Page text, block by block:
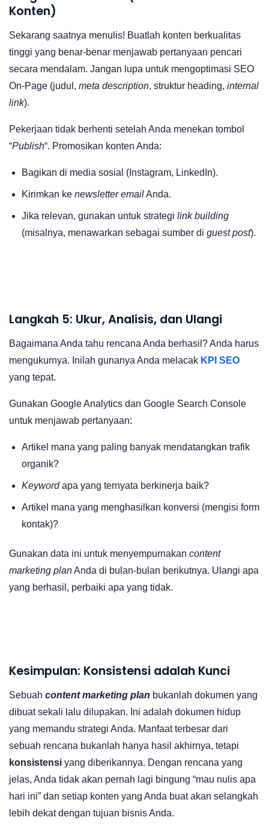
Konten)
Sekarang saatnya menulis! Buatlah konten berkualitas
tinggi yang benar-benar menjawab pertanyaan pencari
secara mendalam. Jangan lupa untuk mengoptimasi SEO
On-Page (judul, meta description, struktur heading, internal
link).
Pekerjaan tidak berhenti setelah Anda menekan tombol
“Publish“. Promosikan konten Anda:
Bagikan di media sosial (Instagram, LinkedIn).
Kirimkan ke newsletter emailAnda.
Jika relevan, gunakan untuk strategi link building
(misalnya, menawarkan sebagai sumber di guest post).
Langkah 5: Ukur, Analisis, dan Ulangi
Bagaimana Anda tahu rencana Anda berhasil? Anda harus
mengukurnya. Inilah gunanya Anda melacak KPI SEO
yang tepat.
Gunakan Google Analytics dan Google Search Console
untuk menjawab pertanyaan:
Artikel mana yang paling banyak mendatangkan trafik
organik?
Keywordapa yang ternyata berkinerja baik?
Artikel mana yang menghasilkan konversi (mengisi form
kontak)?
Gunakan data ini untuk menyempurnakan content
marketing planAnda di bulan-bulan berikutnya. Ulangi apa
yang berhasil, perbaiki apa yang tidak.
Kesimpulan: Konsistensi adalah Kunci
Sebuah content marketing plan bukanlah dokumen yang
dibuat sekali lalu dilupakan. Ini adalah dokumen hidup
yang memandu strategi Anda. Manfaat terbesar dari
sebuah rencana bukanlah hanya hasil akhirnya, tetapi
konsistensi yang diberikannya. Dengan rencana yang
jelas, Anda tidak akan pernah lagi bingung “mau nulis apa
hari ini” dan setiap konten yang Anda buat akan selangkah
lebih dekat dengan tujuan bisnis Anda.